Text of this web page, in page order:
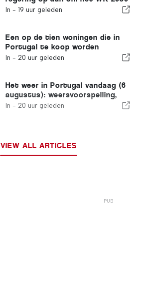
in Marokko te heroverwegen
In - 19 uur geleden
Een op de tien woningen die in
Portugal te koop worden
aangeboden, wordt binnen een
In - 20 uur geleden
Het weer in Portugal vandaag (6
augustus): weersvoorspelling,
temperaturen en wat je kunt
In - 20 uur geleden
VIEW ALL ARTICLES